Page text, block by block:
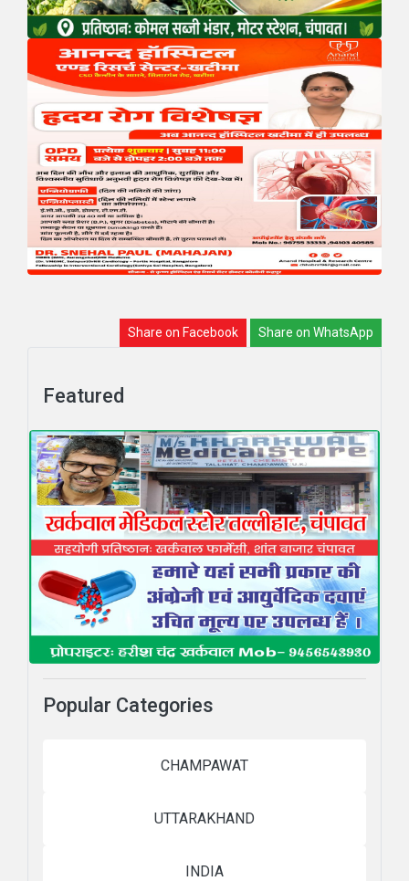
Share on Facebook Share on WhatsApp
Featured
Popular Categories
CHAMPAWAT
UTTARAKHAND
INDIA